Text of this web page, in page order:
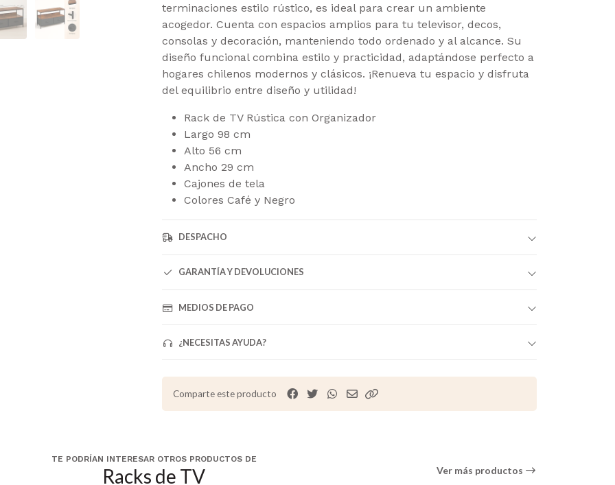
terminaciones estilo rústico, es ideal para crear un ambiente
acogedor. Cuenta con espacios amplios para tu televisor, decos,
consolas y decoración, manteniendo todo ordenado y al alcance. Su
diseño funcional combina estilo y practicidad, adaptándose perfecto a
hogares chilenos modernos y clásicos. ¡Renueva tu espacio y disfruta
del equilibrio entre diseño y utilidad!
Rack de TV Rústica con Organizador
Largo 98 cm
Alto 56 cm
Ancho 29 cm
Cajones de tela
Colores Café y Negro
DESPACHO
GARANTÍA Y DEVOLUCIONES
MEDIOS DE PAGO
¿NECESITAS AYUDA?
Comparte este producto
TE PODRÍAN INTERESAR OTROS PRODUCTOS DE
Racks de TV Ver más productos